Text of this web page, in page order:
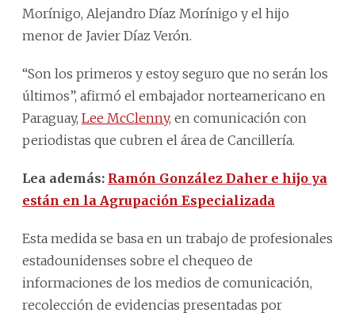
Morínigo, Alejandro Díaz Morínigo y el hijo
menor de Javier Díaz Verón.
“Son los primeros y estoy seguro que no serán los
últimos”, afirmó el embajador norteamericano en
Paraguay, Lee McClenny, en comunicación con
periodistas que cubren el área de Cancillería.
Lea además: Ramón González Daher e hijo ya
están en la Agrupación Especializada
Esta medida se basa en un trabajo de profesionales
estadounidenses sobre el chequeo de
informaciones de los medios de comunicación,
recolección de evidencias presentadas por